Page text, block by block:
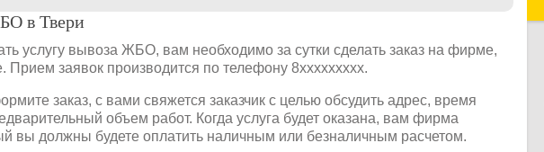
в Твери
услугу вывоза ЖБО, вам необходимо за сутки сделать заказ на фирме,
Прием заявок производится по телефону 8ххххххххх.
заказ, с вами свяжется заказчик с целью обсудить адрес, время
объем работ. Когда услуга будет оказана, вам фирма
вы должны будете оплатить наличным или безналичным расчетом.